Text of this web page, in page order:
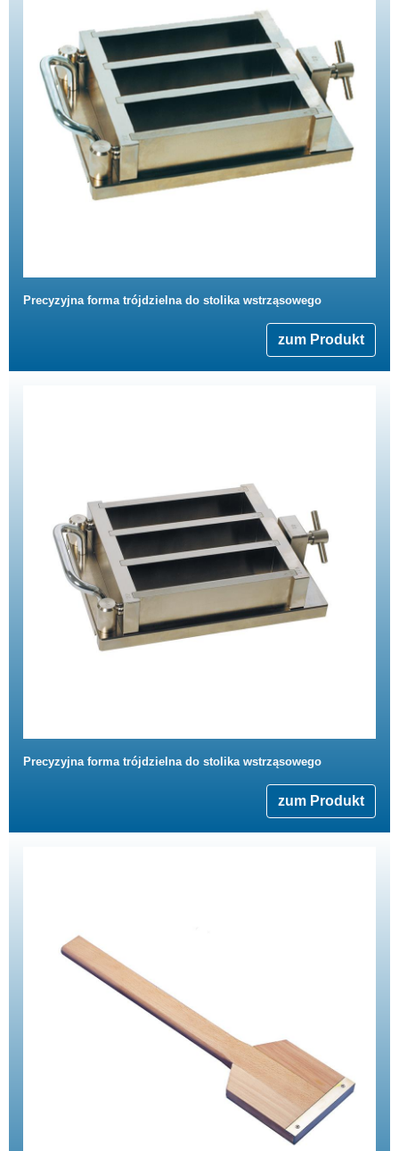
Precyzyjna forma trójdzielna do stolika wstrząsowego
zum Produkt
Precyzyjna forma trójdzielna do stolika wstrząsowego
zum Produkt